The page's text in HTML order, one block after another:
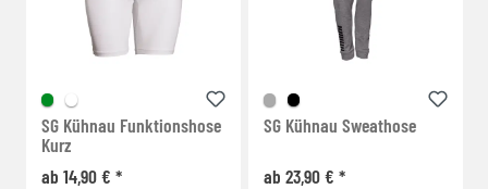
SG Kühnau Funktionshose
Kurz
ab 14,90 € *
SG Kühnau Sweathose
ab 23,90 € *